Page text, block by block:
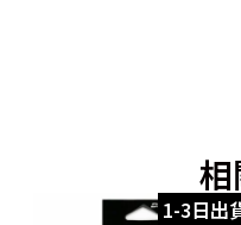
1-3日出